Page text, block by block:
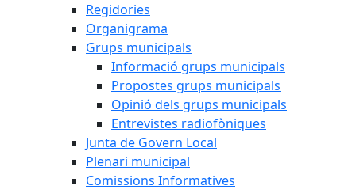
Regidories
Organigrama
Grups municipals
Informació grups municipals
Propostes grups municipals
Opinió dels grups municipals
Entrevistes radiofòniques
Junta de Govern Local
Plenari municipal
Comissions Informatives